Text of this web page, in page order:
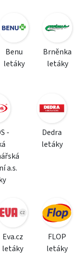
Benu
letáky
Brněnka
letáky
-
a.s.
Dedra
letáky
Eva.cz
letáky
FLOP
letáky